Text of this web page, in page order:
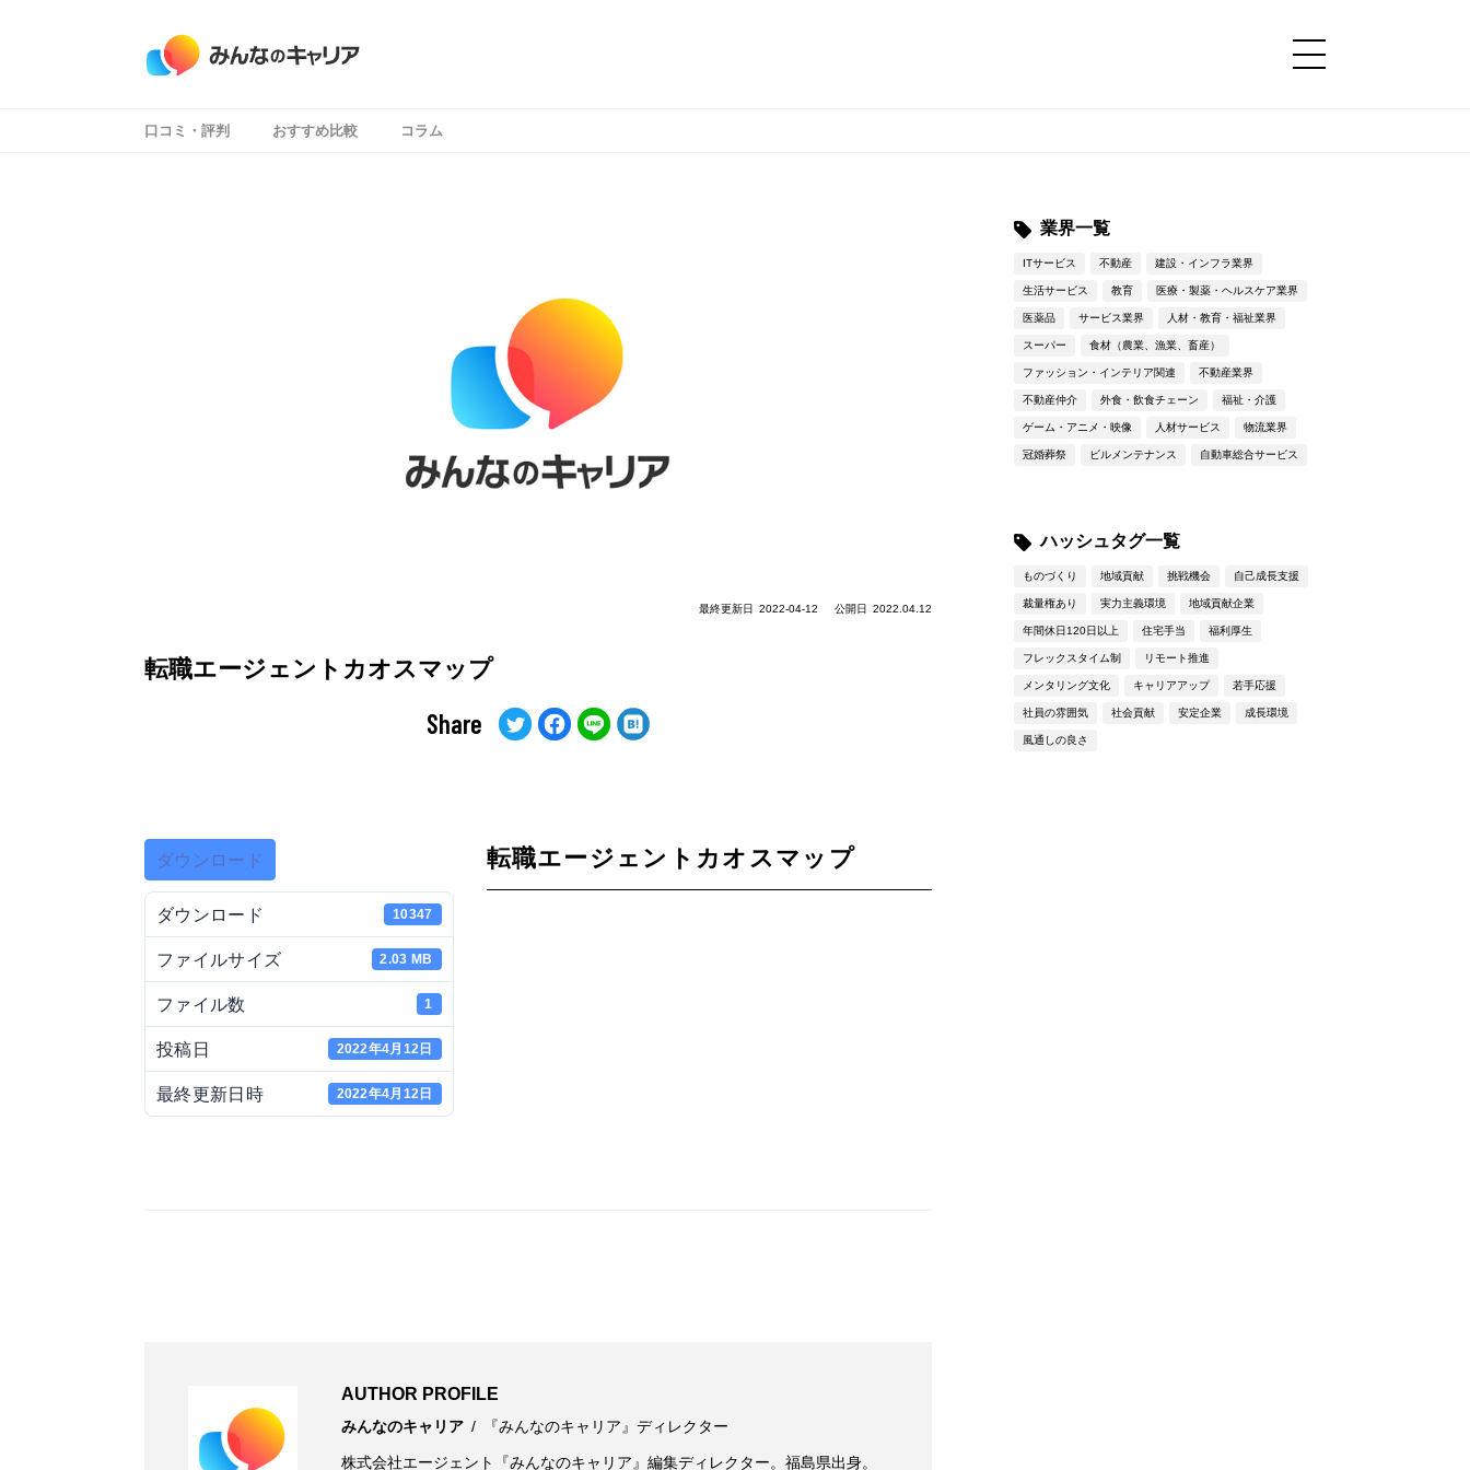
口コミ・評判 おすすめ比較 コラム
最終更新日 2022-04-12 公開日 2022.04.12
転職エージェントカオスマップ
Share
ダウンロード
ダウンロード 10347
ファイルサイズ 2.03 MB
ファイル数 1
投稿日 2022年4月12日
最終更新日時 2022年4月12日
転職エージェントカオスマップ
AUTHOR PROFILE
みんなのキャリア 『みんなのキャリア』ディレクター
株式会社エージェント『みんなのキャリア』編集ディレクター。福島県出身。
業界一覧
ITサービス 不動産 建設・インフラ業界
生活サービス 教育 医療・製薬・ヘルスケア業界
医薬品 サービス業界 人材・教育・福祉業界
スーパー 食材（農業、漁業、畜産）
ファッション・インテリア関連 不動産業界
不動産仲介 外食・飲食チェーン 福祉・介護
ゲーム・アニメ・映像 人材サービス 物流業界
冠婚葬祭 ビルメンテナンス 自動車総合サービス
ハッシュタグ一覧
ものづくり 地域貢献 挑戦機会 自己成長支援
裁量権あり 実力主義環境 地域貢献企業
年間休日120日以上 住宅手当 福利厚生
フレックスタイム制 リモート推進
メンタリング文化 キャリアアップ 若手応援
社員の雰囲気 社会貢献 安定企業 成長環境
風通しの良さ